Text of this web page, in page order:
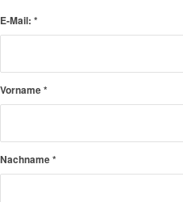
E-Mail: *
Vorname*
Nachname*